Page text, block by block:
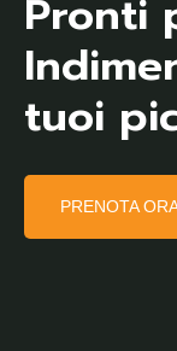
Pronti
tuoi
PRENOTA